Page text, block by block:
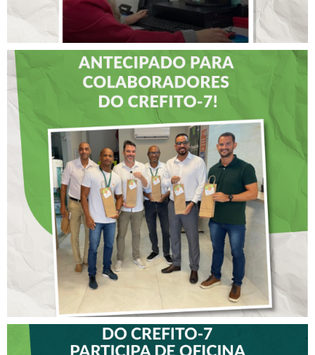
DIA DOS PAIS É
ANTECIPADO PARA
COLABORADORES DO
CREFITO-7